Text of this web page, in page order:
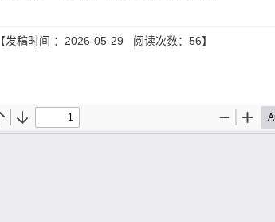
【发稿时间 ：2026-05-29 阅读次数： 56】